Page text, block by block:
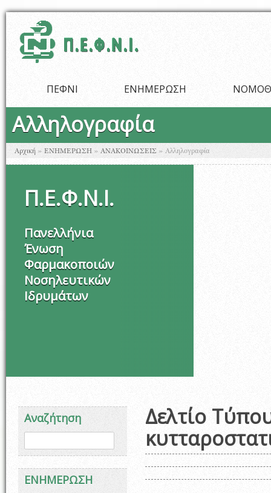
ΠΕΦΝΙ ΕΝΗΜΕΡΩΣΗ
Αλληλογραφία
Είστε εδώ
Αρχική » ΕΝΗΜΕΡΩΣΗ » ΑΝΑΚΟΙΝΩΣΕΙΣ » Αλληλογραφία
Π.Ε.Φ.Ν.Ι.
Πανελλήνια
Ένωση
Φαρμακοποιών
Νοσηλευτικών
Ιδρυμάτων
Αναζήτηση
Φόρμα αναζήτησης
ΕΝΗΜΕΡΩΣΗ
Δελτίο